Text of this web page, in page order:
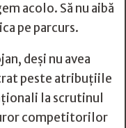
acolo. Să nu aibă
pe parcurs.
deși nu avea
peste atribuțiile
la scrutinul
competitorilor